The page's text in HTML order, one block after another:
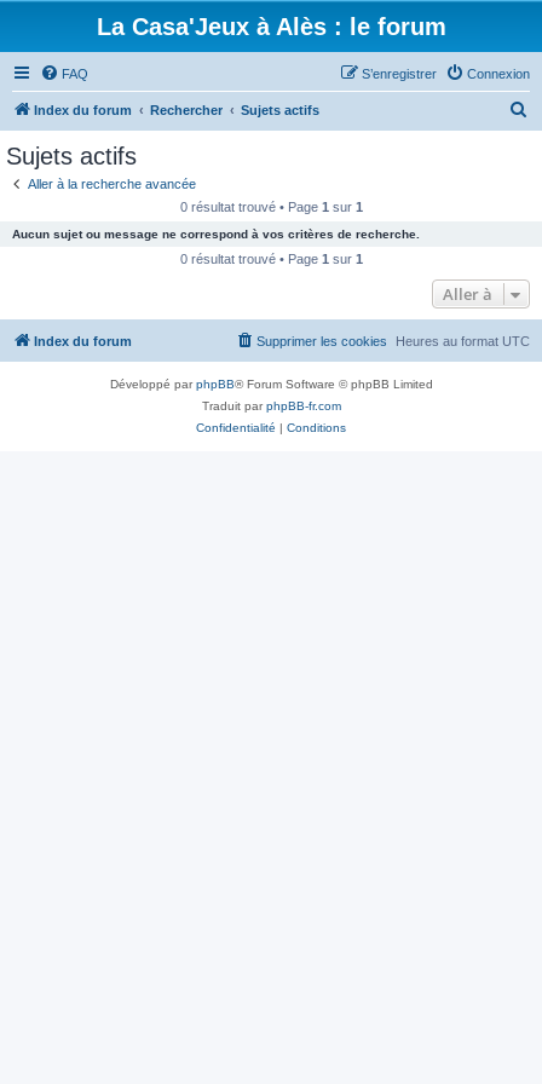
La Casa'Jeux à Alès : le forum
FAQ Connexion
S’enregistrer
Index du forum Rechercher Sujets actifs
c
e
Sujets actifs
Aller à la recherche avancée
0 résultat trouvé • Page 1 sur 1
Aucun sujet ou message ne correspond à vos critères de recherche.
0 résultat trouvé • Page 1 sur 1
Aller à
Index du forum Heures au format UTC
Supprimer les cookies
Développé parphpBB® Forum Software © phpBB Limited
Traduit parphpBB-fr.com
Confidentialité | Conditions